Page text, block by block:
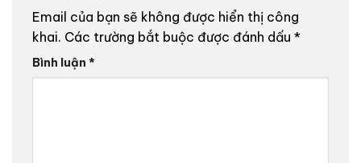
Email của bạn sẽ không được hiển thị công
khai. Các trường bắt buộc được đánh dấu *
Bình luận *